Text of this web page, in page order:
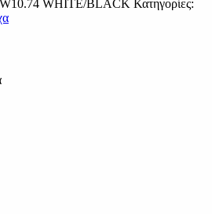
WHITE/BLACK Κατηγορίες: